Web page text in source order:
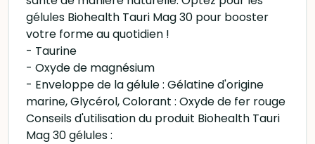
gélules Biohealth Tauri Mag 30 pour booster
votre forme au quotidien !
- Taurine
- Oxyde de magnésium
- Enveloppe de la gélule : Gélatine d'origine
marine, Glycérol, Colorant : Oxyde de fer rouge
Conseils d'utilisation du produit Biohealth Tauri
Mag 30 gélules :